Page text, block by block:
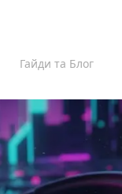
Гайди та Блог